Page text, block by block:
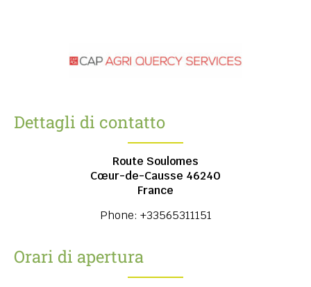
Dettagli di contatto
Route Soulomes
Cœur-de-Causse 46240
France
Phone: +33565311151
Orari di apertura